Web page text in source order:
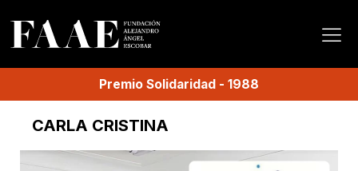
Premio Solidaridad - 1988
CARLA CRISTINA